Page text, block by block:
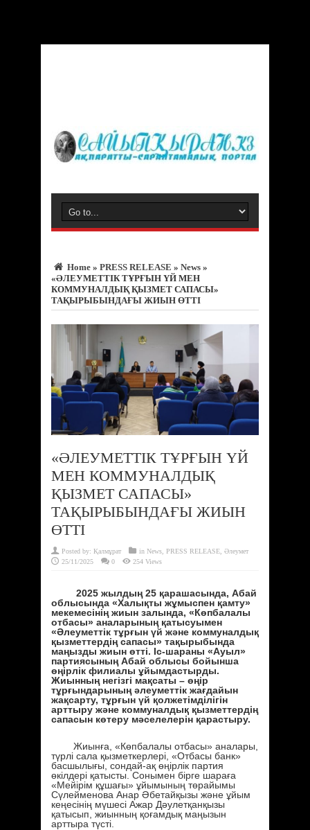
Home » PRESS RELEASE » News »
«ӘЛЕУМЕТТІК ТҰРҒЫН ҮЙ МЕН
КОММУНАЛДЫҚ ҚЫЗМЕТ САПАСЫ»
ТАҚЫРЫБЫНДАҒЫ ЖИЫН ӨТТІ
«ӘЛЕУМЕТТІК ТҰРҒЫН ҮЙ
МЕН КОММУНАЛДЫҚ
ҚЫЗМЕТ САПАСЫ»
ТАҚЫРЫБЫНДАҒЫ ЖИЫН
ӨТТІ
Posted by: Қалмұрат in News PRESS RELEASE Әлеумет
25/11/2025
0 254 Views
2025 жылдың 25 қарашасында, Абай
облысында «Халықты жұмыспен қамту»
мекемесінің жиын залында, «Көпбалалы
отбасы» аналарының қатысуымен
«Әлеуметтік тұрғын үй және коммуналдық
қызметтердің сапасы» тақырыбында
маңызды жиын өтті. Іс-шараны «Ауыл»
партиясының Абай облысы бойынша
өңірлік филиалы ұйымдастырды.
Жиынның негізгі мақсаты – өңір
тұрғындарының әлеуметтік жағдайын
жақсарту, тұрғын үй қолжетімділігін
арттыру және коммуналдық қызметтердің
сапасын көтеру мәселелерін қарастыру.
Жиынға, «Көпбалалы отбасы» аналары,
түрлі сала қызметкерлері, «Отбасы банк»
басшылығы, сондай-ақ өңірлік партия
өкілдері қатысты. Сонымен бірге шараға
«Мейірім құшағы» ұйымының төрайымы
Сүлейменова Анар Әбетайқызы және ұйым
кеңесінің мүшесі Ажар Дәулетқанқызы
қатысып, жиынның қоғамдық маңызын
арттыра түсті.